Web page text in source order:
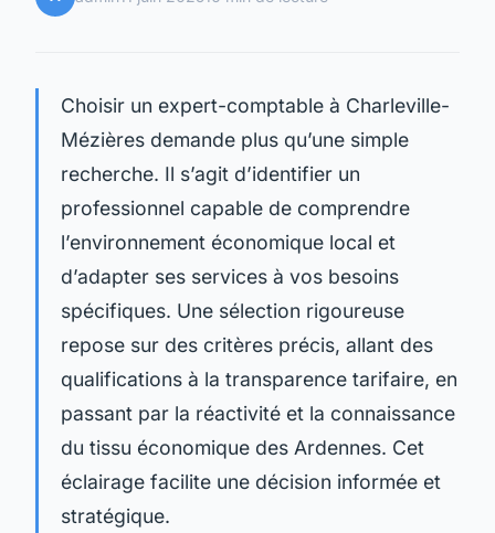
Choisir un expert-comptable à Charleville-
Mézières demande plus qu’une simple
recherche. Il s’agit d’identifier un
professionnel capable de comprendre
l’environnement économique local et
d’adapter ses services à vos besoins
spécifiques. Une sélection rigoureuse
repose sur des critères précis, allant des
qualifications à la transparence tarifaire, en
passant par la réactivité et la connaissance
du tissu économique des Ardennes. Cet
éclairage facilite une décision informée et
stratégique.